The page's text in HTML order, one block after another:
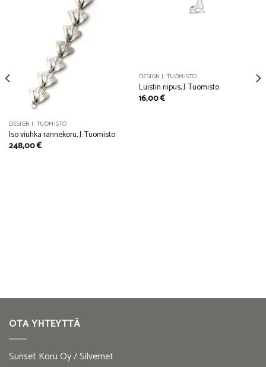
DESIGN J. TUOMISTO
Iso viuhka rannekoru, J. Tuomisto
248,00€
DESIGN J. TUOMISTO
Luistin riipus, J. Tuomisto
16,00€
OTA YHTEYTTÄ
Sunset Koru Oy / Silvernet